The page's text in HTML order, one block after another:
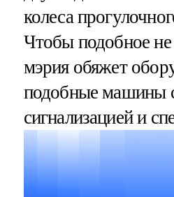
колеса
Чтобы подобное не
мэрия обяжет
подобные машины
сигнализацией и